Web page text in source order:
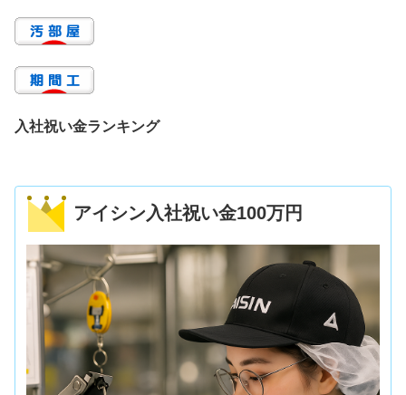
入社祝い金ランキング
アイシン入社祝い金100万円